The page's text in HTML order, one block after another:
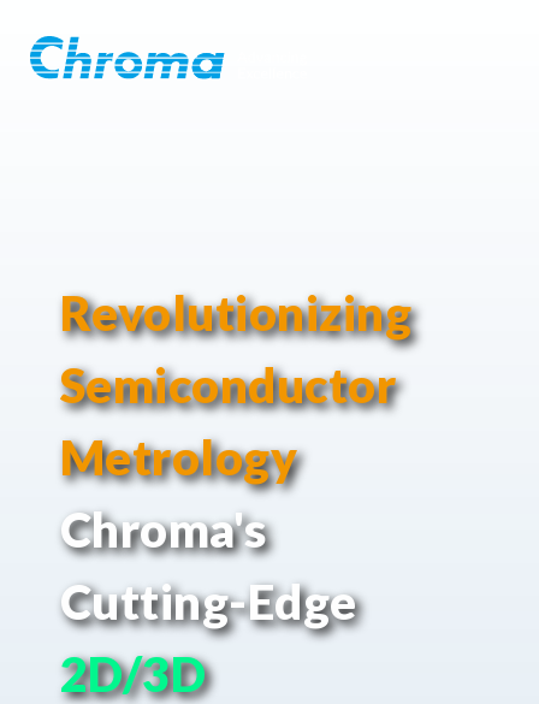
Revolutionizing
Semiconductor
Metrology
Chroma's
Cutting-Edge
2D/3D